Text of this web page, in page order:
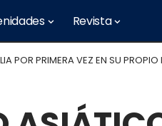
Revista
POR PRIMERA VEZ EN SU